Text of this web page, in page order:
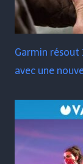
Garmin résout
avec une